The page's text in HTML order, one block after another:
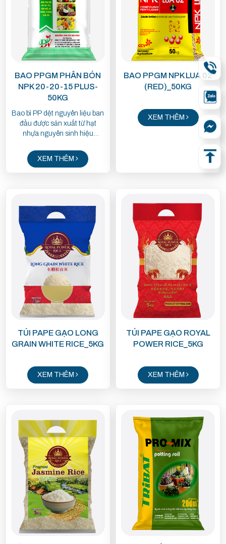
BAO PPGM PHÂN BÓN
NPK 20-20-15 PLUS-
50KG
Bao bì PP dệt nguyên liệu ban
đầu được sản xuất từ hạt
nhựa nguyên sinh hiệu
khẩu từ A Rập, Thái Lan hoặc
sử dụng nguyên liệu trong
có các màu sắc thì phải phối
trộn với hạt nhựa màu Master
Batch.
XEM THÊM
BAO PPGM NPK LUA 02
(RED)_50KG
XEM THÊM
TÚI PAPE GẠO LONG
GRAIN WHITE RICE_5KG
XEM THÊM
TÚI PAPE GẠO ROYAL
POWER RICE_5KG
XEM THÊM